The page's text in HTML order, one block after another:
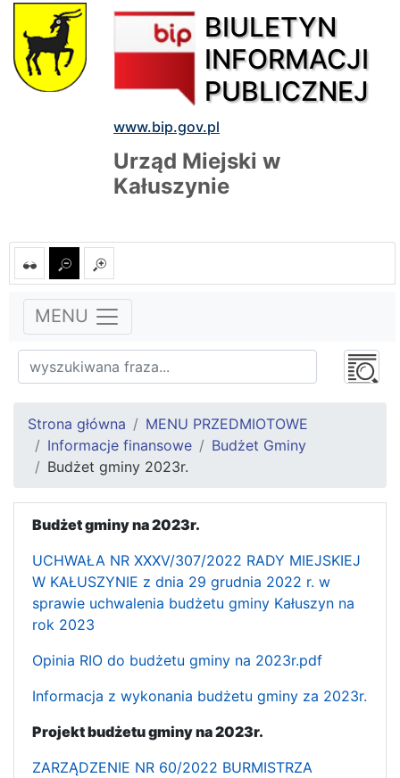
BIULETYN
INFORMACJI
PUBLICZNEJ
www.bip.gov.pl
Urząd Miejski w
Kałuszynie
MENU
Strona główna
MENU PRZEDMIOTOWE
Informacje finansowe
Budżet Gminy
Budżet gminy 2023r.
Budżet gminy na 2023r.
UCHWAŁA NR XXXV/307/2022 RADY MIEJSKIEJ
W KAŁUSZYNIE z dnia 29 grudnia 2022 r. w
sprawie uchwalenia budżetu gminy Kałuszyn na
rok 2023
Opinia RIO do budżetu gminy na 2023r.pdf
Informacja z wykonania budżetu gminy za 2023r.
Projekt budżetu gminy na 2023r.
ZARZĄDZENIE NR 60/2022 BURMISTRZA